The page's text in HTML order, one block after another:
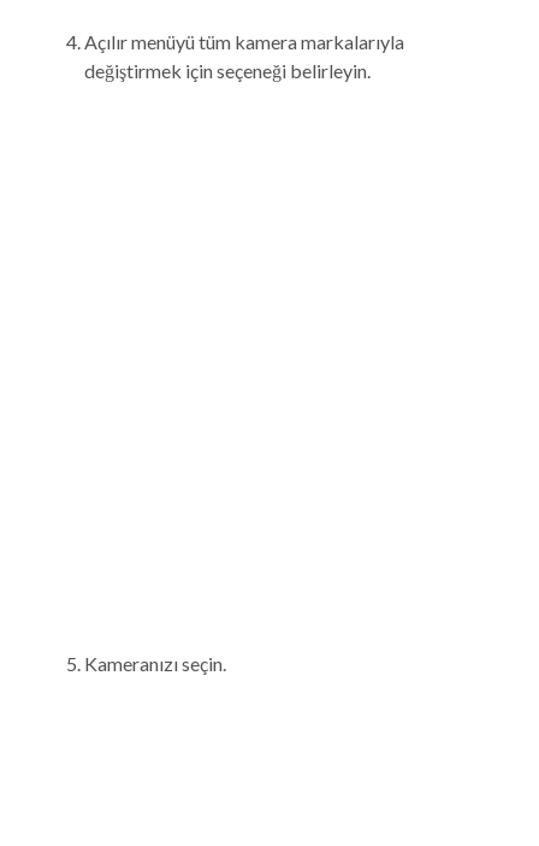
Açılır menüyü tüm kamera markalarıyla
değiştirmek için seçeneği belirleyin.
Kameranızı seçin.